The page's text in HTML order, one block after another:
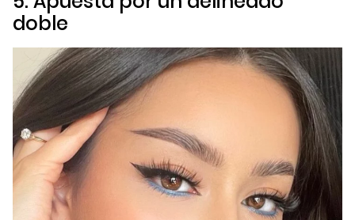
doble